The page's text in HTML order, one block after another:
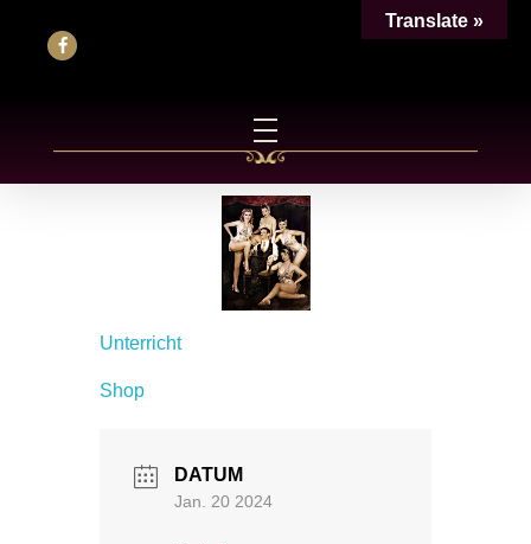
Unterricht
Shop
DATUM
Jan. 20 2024
Translate »